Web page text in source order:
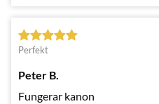
Perfekt
Peter B.
Fungerar kanon